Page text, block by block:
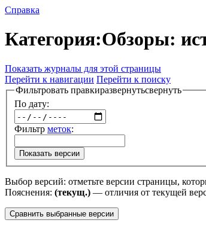
Справка
Категория:Обзоры:
Показать журналы для этой страницы
Перейти к навигации Перейти к поиску
Фильтровать правкиразвернутьсвернуть
По дату:
Фильтр меток:
Показать версии
Выбор версий: отметьте версии страницы,
Пояснения: (текущ.) — отличия от текущей